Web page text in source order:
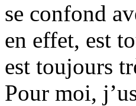
se confond
en effet, est
est toujours
Pour moi,